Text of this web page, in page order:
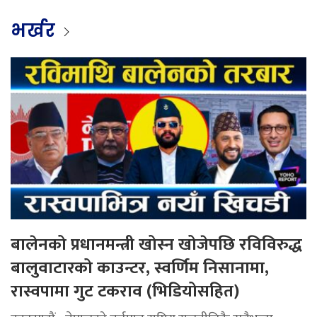
भर्खर
बालेनको प्रधानमन्त्री खोस्न खोजेपछि रविविरुद्ध
बालुवाटारको काउन्टर, स्वर्णिम निसानामा,
रास्वपामा गुट टकराव (भिडियोसहित)